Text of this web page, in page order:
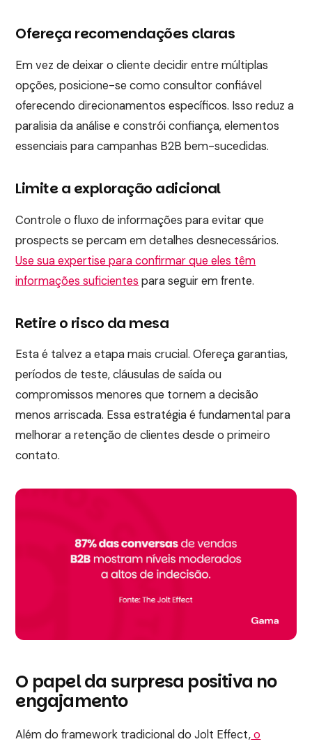
Ofereça recomendações claras
Em vez de deixar o cliente decidir entre múltiplas
opções, posicione-se como consultor confiável
oferecendo direcionamentos específicos. Isso reduz a
paralisia da análise e constrói confiança, elementos
essenciais para campanhas B2B bem-sucedidas.
Limite a exploração adicional
Controle o fluxo de informações para evitar que
prospects se percam em detalhes desnecessários.
Use sua expertise para confirmar que eles têm
informações suficientes para seguir em frente.
Retire o risco da mesa
Esta é talvez a etapa mais crucial. Ofereça garantias,
períodos de teste, cláusulas de saída ou
compromissos menores que tornem a decisão
menos arriscada. Essa estratégia é fundamental para
melhorar a retenção de clientes desde o primeiro
contato.
O papel da surpresa positiva no
engajamento
Além do framework tradicional do Jolt Effect,o